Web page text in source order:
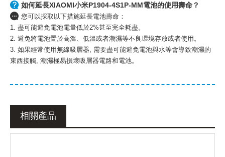
如何延長XIAOMI小米P1904-4S1P-MM電池的使用壽命？
您可以採取以下措施延長電池壽命：
1. 盡可能避免電池電量低於2%甚至完全耗盡。
2. 避免將電池置於高溫、低溫或者潮濕等不良環境存放或者使用。
3. 如果經常使用無線吸層器, 需要盡可能避免電池與水等會導致潮濕的
東西接觸, 潮濕極易損壞吸層器電路和電池。
相關產品